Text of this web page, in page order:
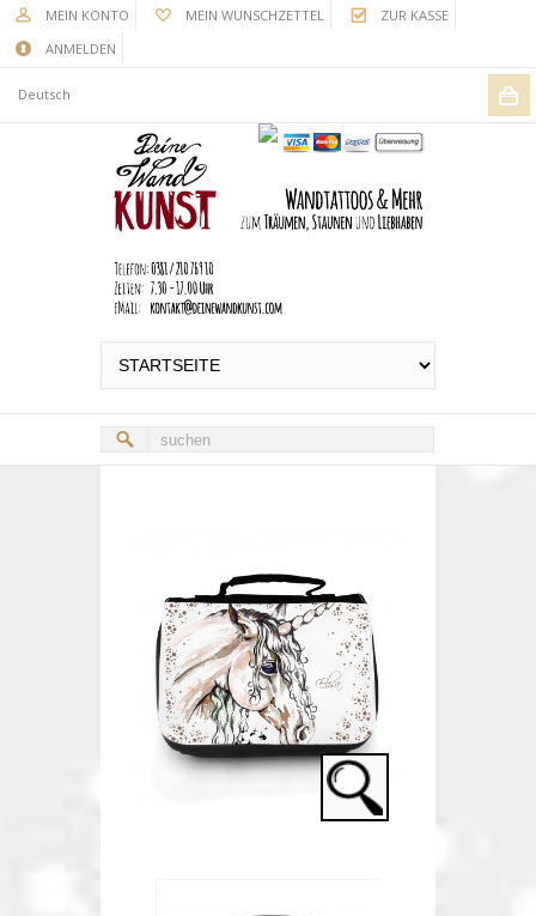
MEIN KONTO MEIN WUNSCHZETTEL
ZUR KASSE
ANMELDEN
Deutsch